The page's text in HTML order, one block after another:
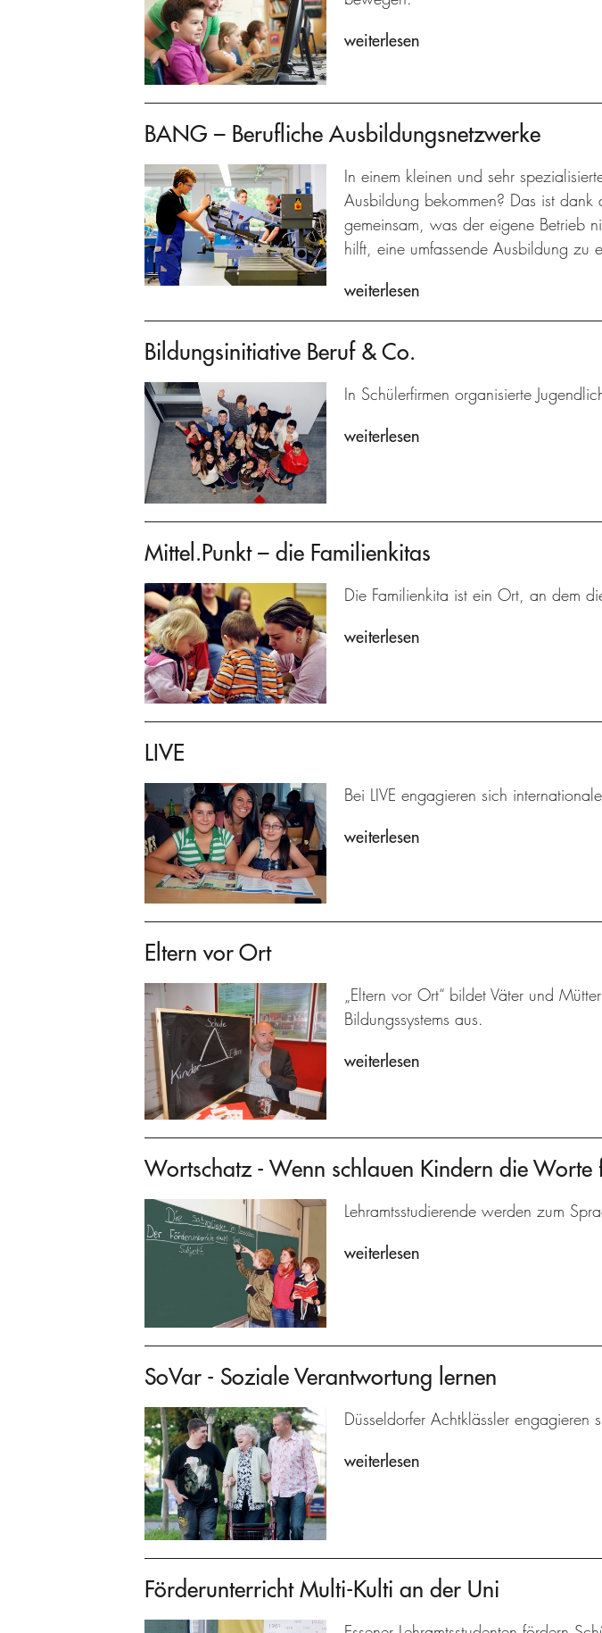
weiterlesen
BANG – Berufliche Ausbildungsnetzwerke
In einem kleinen und sehr
Ausbildung bekommen? Das ist
gemeinsam, was der eigene Betrieb
hilft, eine umfassende Ausbildung zu
weiterlesen
Bildungsinitiative Beruf & Co.
In Schülerfirmen organisierte
weiterlesen
Mittel.Punkt – die Familienkitas
Die Familienkita ist ein Ort, an dem
weiterlesen
LIVE
Bei LIVE engagieren sich
weiterlesen
Eltern vor Ort
„Eltern vor Ort“ bildet Väter und
Bildungssystems aus.
weiterlesen
Wortschatz - Wenn schlauen Kindern die Worte
Lehramtsstudierende werden zum
weiterlesen
SoVar - Soziale Verantwortung lernen
Düsseldorfer Achtklässler engagieren
weiterlesen
Förderunterricht Multi-Kulti an der Uni